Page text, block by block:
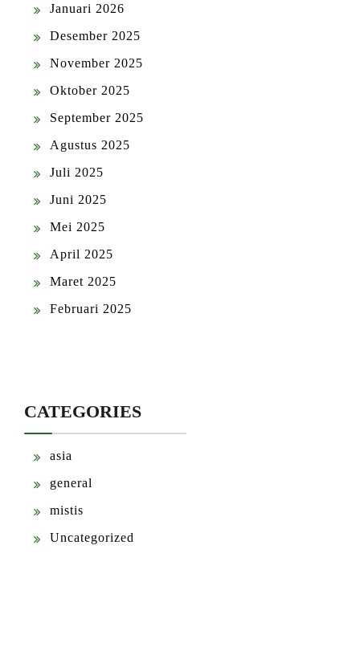
Januari 2026
Desember 2025
November 2025
Oktober 2025
September 2025
Agustus 2025
Juli 2025
Juni 2025
Mei 2025
April 2025
Maret 2025
Februari 2025
CATEGORIES
asia
general
mistis
Uncategorized